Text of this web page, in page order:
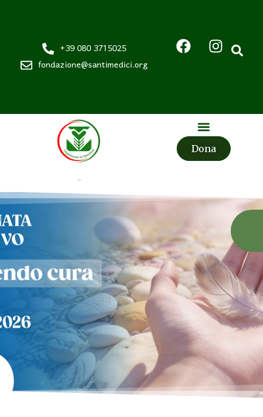
+39 080 3715025
fondazione@santimedici.org
Dona